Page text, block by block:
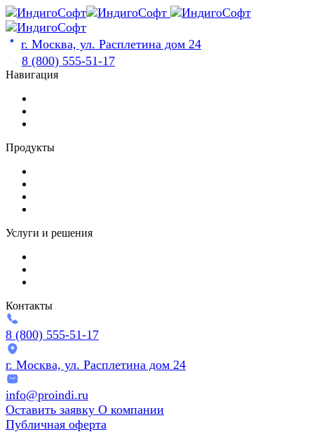
Skip
to
content
г. Москва, ул. Расплетина дом 24
8 (800) 555-51-17
Навигация
Продукты
Услуги и решения
Контакты
8 (800) 555-51-17
г. Москва, ул. Расплетина дом 24
info@proindi.ru
Оставить заявку О компании
Публичная оферта